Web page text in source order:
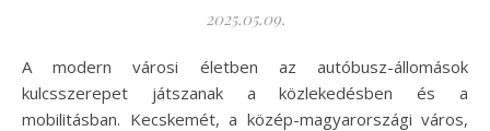
2025.05.09.
A modern városi életben az autóbusz-állomások
kulcsszerepet játszanak a közlekedésben és a
mobilitásban. Kecskemét, a közép-magyarországi város,